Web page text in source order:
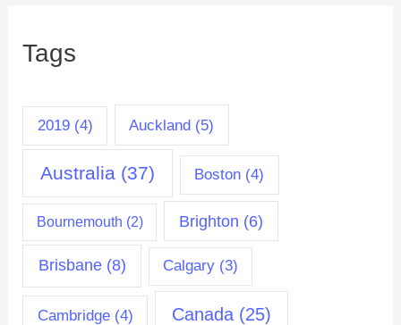
Tags
2019(4) Auckland (5)
Australia (37) Boston (4)
Bournemouth (2) Brighton (6)
Brisbane(8) Calgary(3)
Cambridge(4) Canada (25)